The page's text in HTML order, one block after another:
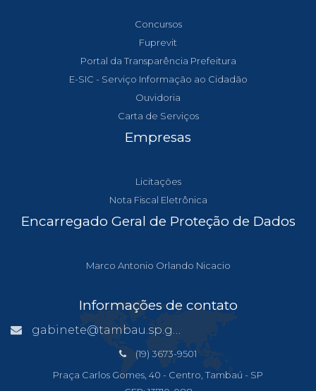
Concursos
Fuprevit
Portal da Transparência Prefeitura
E-SIC - Serviço Informação ao Cidadão
Ouvidoria
Carta de Serviços
Empresas
Licitações
Nota Fiscal Eletrônica
Encarregado Geral de Proteção de Dados
Marco Antonio Orlando Nicacio
Informações de contato
gabinete@tambau.sp.gov.br
(19) 3673-9501
Praça Carlos Gomes, 40 - Centro, Tambaú - SP